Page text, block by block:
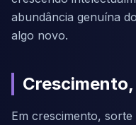
abundância genuína
algo novo.
Em crescimento,